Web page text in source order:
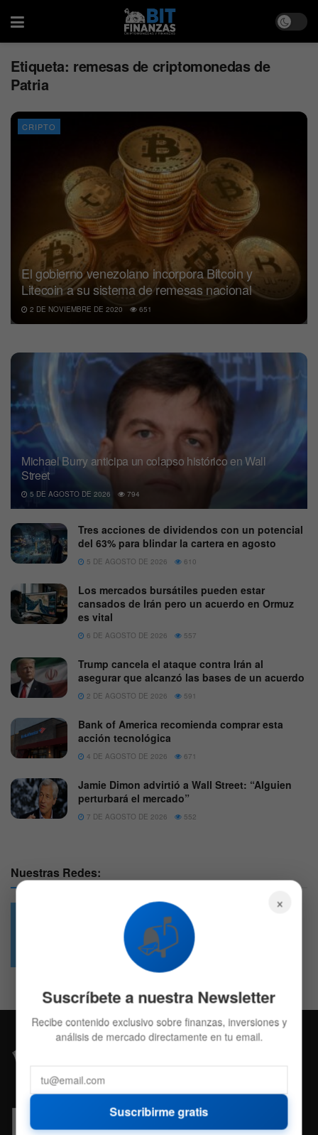
Etiqueta: remesas de criptomonedas de
Patria
CRIPTO
El gobierno venezolano incorpora Bitcoin y
Litecoin a su sistema de remesas nacional
2 DE NOVIEMBRE DE 2020 651
Michael Burry anticipa un colapso histórico en Wall
Street
5 DE AGOSTO DE 2026 794
Tres acciones de dividendos con un potencial
del 63% para blindar la cartera en agosto
5 DE AGOSTO DE 2026 610
Los mercados bursátiles pueden estar
cansados de Irán pero un acuerdo en Ormuz
es vital
6 DE AGOSTO DE 2026 557
Trump cancela el ataque contra Irán al
asegurar que alcanzó las bases de un acuerdo
2 DE AGOSTO DE 2026 591
Bank of America recomienda comprar esta
acción tecnológica
4 DE AGOSTO DE 2026 671
Jamie Dimon advirtió a Wall Street: “Alguien
perturbará el mercado”
7 DE AGOSTO DE 2026 552
Nuestras Redes:
4.7k
Followers
×
📬
Suscríbete a nuestra Newsletter
Recibe contenido exclusivo sobre finanzas, inversiones y
análisis de mercado directamente en tu email.
Suscribirme gratis